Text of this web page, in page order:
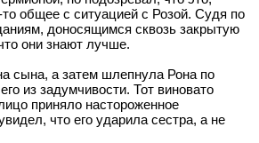
общее с ситуацией с Розой. Судя по
доносящимся сквозь закрытую
они знают лучше.
сына, а затем шлепнула Рона по
из задумчивости. Тот виновато
приняло настороженное
что его ударила сестра, а не